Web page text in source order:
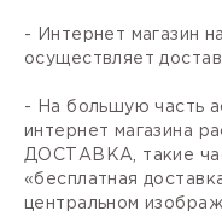
- Интернет магазин
осуществляет
- На большую часть
интернет магазина
ДОСТАВКА, такие
«бесплатная
центральном